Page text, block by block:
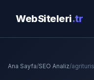
WebSiteleri.tr
Ana Sayfa/SEO Analiz/